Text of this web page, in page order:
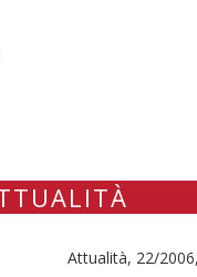
Attualità, 22/